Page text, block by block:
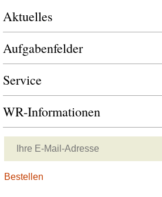
Aktuelles
Aufgabenfelder
Service
WR-Informationen